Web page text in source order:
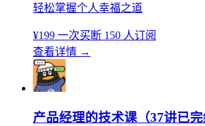
轻松掌握个人幸福之道
¥199 一次买断 150 人订阅
查看详情 →
产品经理的技术课（37讲已完